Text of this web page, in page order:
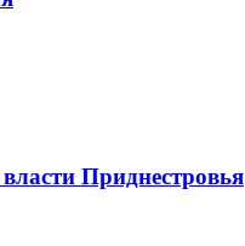
Приднестровья